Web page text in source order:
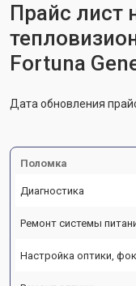
Прайс лист
Fortuna
Дата обновления
Поломка
Диагностика
Ремонт системы
Настройка оптики,